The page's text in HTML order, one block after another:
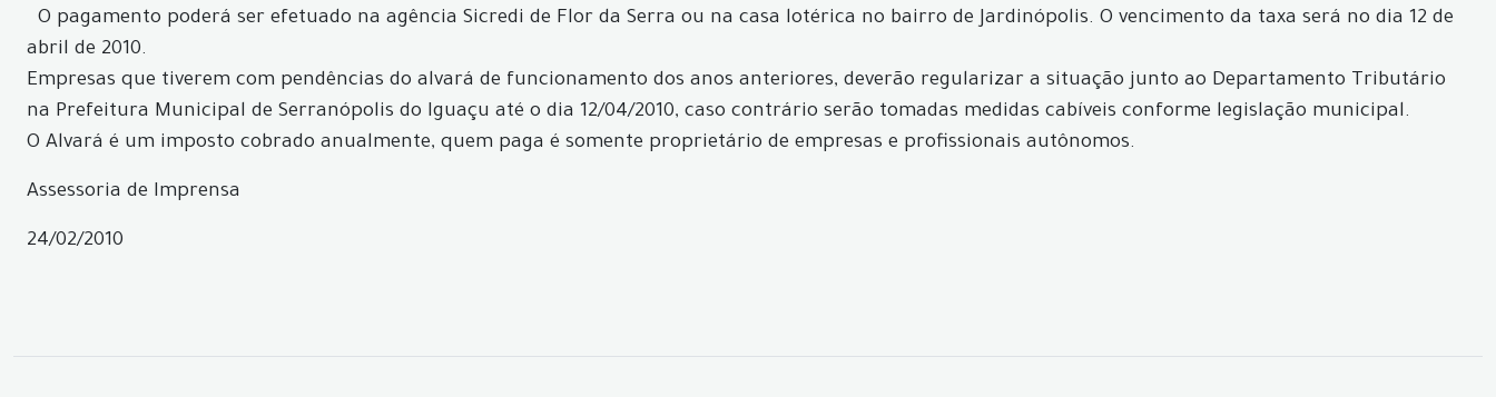
O pagamento poderá ser efetuado na agência Sicredi de Flor da Serra ou na casa lotérica no bairro de Jardinópolis. O vencimento da taxa será no dia 12 de
abril de 2010.
Empresas que tiverem com pendências do alvará de funcionamento dos anos anteriores, deverão regularizar a situação junto ao Departamento Tributário
na Prefeitura Municipal de Serranópolis do Iguaçu até o dia 12/04/2010, caso contrário serão tomadas medidas cabíveis conforme legislação municipal.
O Alvará é um imposto cobrado anualmente, quem paga é somente proprietário de empresas e profissionais autônomos.
Assessoria de Imprensa
24/02/2010